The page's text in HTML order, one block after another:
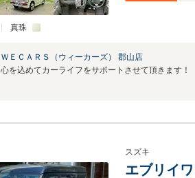
真珠
ＷＥＣＡＲＳ（ウィーカーズ） 郡山店
心を込めてカーライフをサポートさせて頂きます！
スズキ
エブリイ